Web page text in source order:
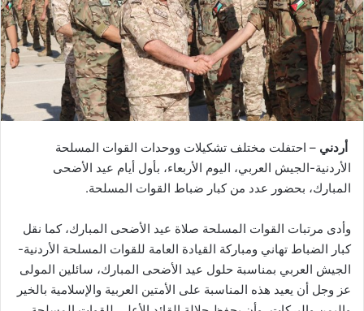
أردني – احتفلت مختلف تشكيلات ووحدات القوات المسلحة
الأردنية-الجيش العربي، اليوم الأربعاء، بأول أيام عيد الأضحى
المبارك، بحضور عدد من كبار ضباط القوات المسلحة.
وأدى مرتبات القوات المسلحة صلاة عيد الأضحى المبارك، كما نقل
كبار الضباط تهاني ومباركة القيادة العامة للقوات المسلحة الأردنية-
الجيش العربي بمناسبة حلول عيد الأضحى المبارك، سائلين المولى
عز وجل أن يعيد هذه المناسبة على الأمتين العربية والإسلامية بالخير